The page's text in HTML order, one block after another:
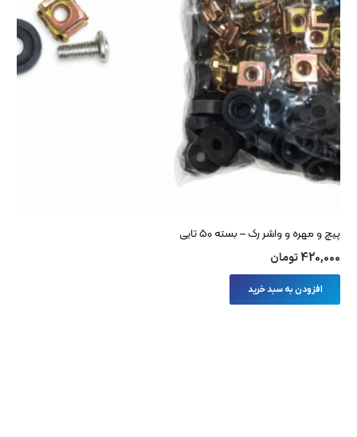
پیچ و مهره و واشر رک – بسته 50 تایی
420,000تومان
افزودن به سبد خرید